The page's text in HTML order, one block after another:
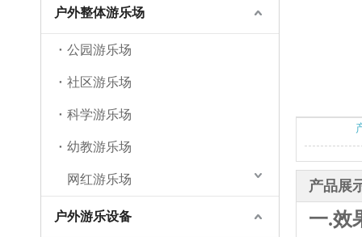
户外整体游乐场
公园游乐场
社区游乐场
科学游乐场
幼教游乐场
网红游乐场
户外游乐设备
产品展
一.效